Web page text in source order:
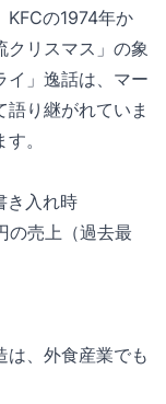
KFCの1974年か
クリスマス」の象
イ」逸話は、マー
り継がれていま
。
き入れ時
の売上（過去最
は、外食産業でも